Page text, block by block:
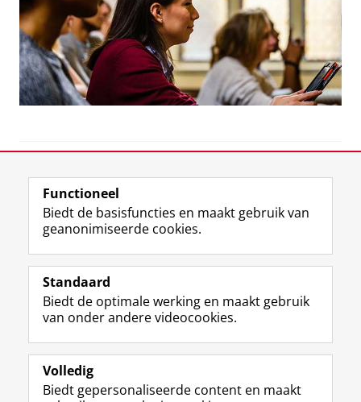
View this page in:English
Volg de RUG
F
a
e
b
o
p
L
i
k
e
I
-
R
S
-
f
e
R
I
n
t
r
m
Y
o
T
e
k
Studiekiezers
Alumni
Over ons
Functioneel
Biedt de basisfuncties en maakt gebruik van
geanonimiseerde cookies.
Standaard
Biedt de optimale werking en maakt gebruik
van onder andere videocookies.
Volledig
Biedt gepersonaliseerde content en maakt